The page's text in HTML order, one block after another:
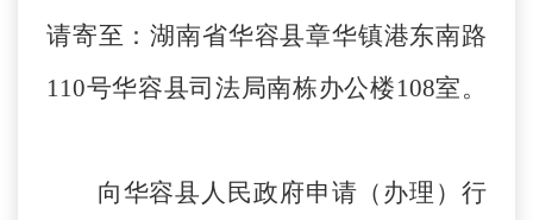
请寄至：湖南省华容县章华镇港东南路
110号华容县司法局南栋办公楼108室。
向华容县 人民政府申请（办理）行